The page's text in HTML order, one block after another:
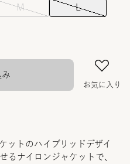
M L
お気に入り
み
ットのハイブリッドデザイ
るナイロンジャケットで、